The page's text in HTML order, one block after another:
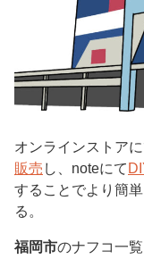
オンラインストア
販売 し、noteにて
することでより簡
る。
福岡市のナフコ一覧